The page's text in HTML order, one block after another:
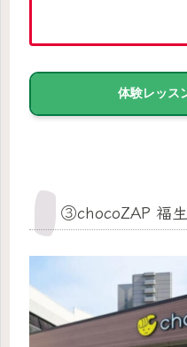
体験レッス
③chocoZAP 福生